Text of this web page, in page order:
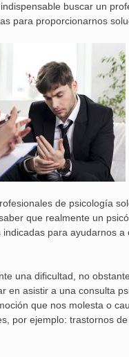
buscar un
para proporcionarnos
de psicología
que realmente un
para ayudarnos a
una dificultad, no
asistir a una consulta
que nos molesta o
por ejemplo: trastornos